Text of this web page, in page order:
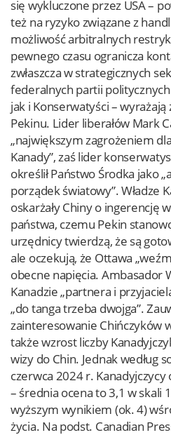
się wykluczone przez USA –
też na ryzyko związane z
możliwość arbitralnych
pewnego czasu ogranicza
zwłaszcza w strategicznych
federalnych partii
jak i Konserwatyści –
Pekinu. Lider liberałów Mark
„największym zagrożeniem
Kanady”, zaś lider
określił Państwo Środka jako
porządek światowy”. Władze
oskarżały Chiny o ingerencję
państwa, czemu Pekin
urzędnicy twierdzą, że są
ale oczekują, że Ottawa
obecne napięcia. Ambasador
Kanadzie „partnera i
„do tanga trzeba dwojga”.
zainteresowanie Chińczyków
także wzrost liczby
wizy do Chin. Jednak według
czerwca 2024 r.
– średnia ocena to 3,1 w skali
wyższym wynikiem (ok. 4)
życia. Na podst. Canadian